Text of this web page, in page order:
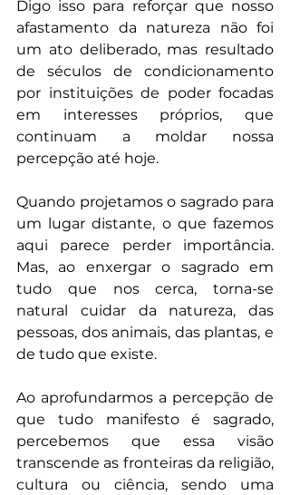
Digo isso para reforçar que nosso
afastamento da natureza não foi
um ato deliberado, mas resultado
de séculos de condicionamento
por instituições de poder focadas
em interesses próprios, que
continuam a moldar nossa
percepção até hoje.
Quando projetamos o sagrado para
um lugar distante, o que fazemos
aqui parece perder importância.
Mas, ao enxergar o sagrado em
tudo que nos cerca, torna-se
natural cuidar da natureza, das
pessoas, dos animais, das plantas, e
de tudo que existe.
Ao aprofundarmos a percepção de
que tudo manifesto é sagrado,
percebemos que essa visão
transcende as fronteiras da religião,
cultura ou ciência, sendo uma